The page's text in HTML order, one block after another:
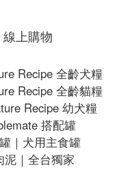
線上購物
Recipe 全齡犬糧
Recipe 全齡貓糧
Recipe 幼犬糧
搭配罐
｜犬用主食罐
泥｜全台獨家